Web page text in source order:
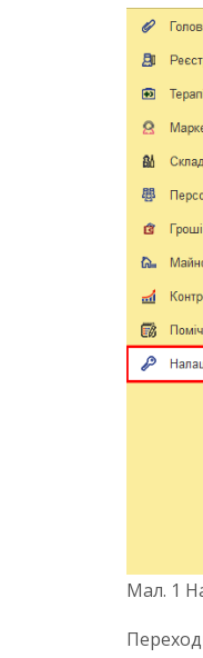
Мал. 1